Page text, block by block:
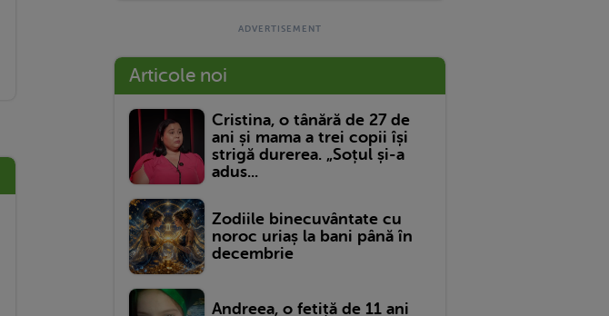
Articole noi
Cristina, o tânără de 27 de
ani și mama a trei copii își
strigă durerea. „Soțul și-a
adus...
Zodiile binecuvântate cu
noroc uriaș la bani până în
decembrie
Andreea, o fetiță de 11 ani